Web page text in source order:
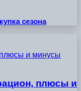
сезона
и минусы
плюсы и